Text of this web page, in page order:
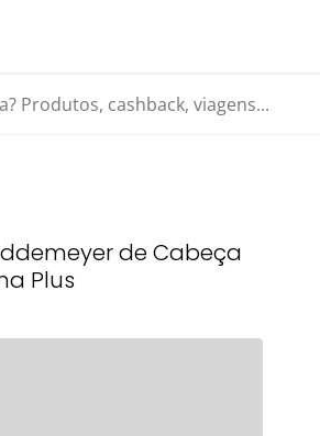
cashback, viagens...
de Cabeça
Plus